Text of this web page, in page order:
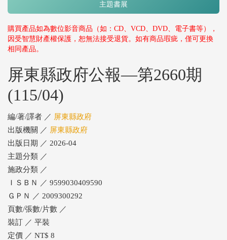
主題書展
購買產品如為數位影音商品（如：CD、VCD、DVD、電子書等），
因受智慧財產權保護，恕無法接受退貨。如有商品瑕疵，僅可更換
相同產品。
屏東縣政府公報—第2660期
(115/04)
編/著/譯者 ／ 屏東縣政府
出版機關 ／ 屏東縣政府
出版日期 ／ 2026-04
主題分類 ／
施政分類 ／
ＩＳＢＮ ／ 9599030409590
ＧＰＮ ／ 2009300292
頁數/張數/片數 ／
裝訂 ／ 平裝
定價 ／ NT$ 8